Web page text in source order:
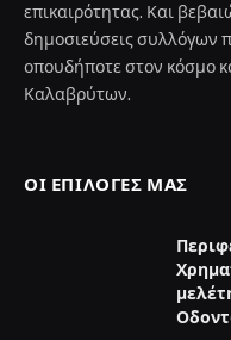
επικαιρότητας. Και
δημοσιεύσεις συλλόγων
οπουδήποτε στον κόσμο
Καλαβρύτων.
ΟΙ ΕΠΙΛΟΓΈΣ ΜΑΣ